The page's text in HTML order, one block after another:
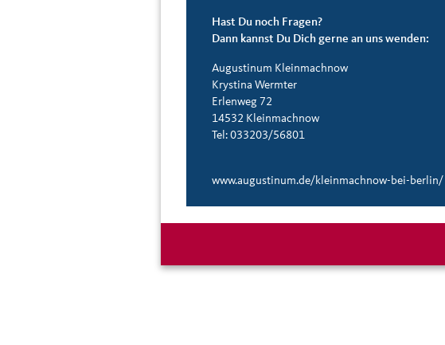
Hast Du noch Fragen?
Dann kannst Du Dich gerne an uns wenden:
Augustinum Kleinmachnow
Krystina Wermter
Erlenweg 72
14532 Kleinmachnow
Tel: 033203/56801
www.augustinum.de/kleinmachnow-bei-berlin/